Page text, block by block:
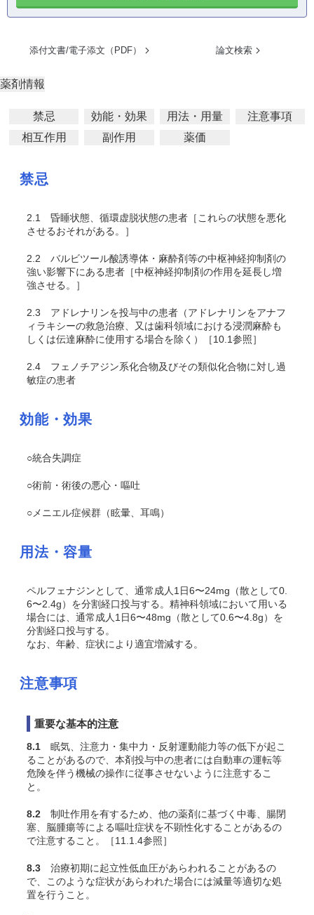
添付文書/電子添文（PDF） 論文検索
薬剤情報
禁忌 効能・効果 用法・用量
注意事項
相互作用
副作用 薬価
禁忌
2.1
昏睡状態、循環虚脱状態の患者［これらの状態を悪化
させるおそれがある。］
2.2 バルビツール酸誘導体・麻酔剤等の中枢神経抑制剤の
強い影響下にある患者［中枢神経抑制剤の作用を延長し増
強させる。］
2.3 アドレナリンを投与中の患者（アドレナリンをアナフ
ィラキシーの救急治療、又は歯科領域における浸潤麻酔も
しくは伝達麻酔に使用する場合を除く）［10.1参照］
2.4 フェノチアジン系化合物及びその類似化合物に対し過
敏症の患者
効能・効果
○統合失調症
○術前・術後の悪心・嘔吐
○メニエル症候群（眩暈、耳鳴）
用法・容量
ペルフェナジンとして、通常成人1日6〜24mg（散として0.
6〜2.4g）を分割経口投与する。精神科領域において用いる
場合には、通常成人1日6〜48mg（散として0.6〜4.8g）を
分割経口投与する。
なお、年齢、症状により適宜増減する。
注意事項
重要な基本的注意
8.1 眠気、注意力・集中力・反射運動能力等の低下が起こ
ることがあるので、本剤投与中の患者には自動車の運転等
危険を伴う機械の操作に従事させないように注意するこ
と。
8.2 制吐作用を有するため、他の薬剤に基づく中毒、腸閉
塞、脳腫瘍等による嘔吐症状を不顕性化することがあるの
で注意すること。［11.1.4参照］
8.3 治療初期に起立性低血圧があらわれることがあるの
で、このような症状があらわれた場合には減量等適切な処
置を行うこと。